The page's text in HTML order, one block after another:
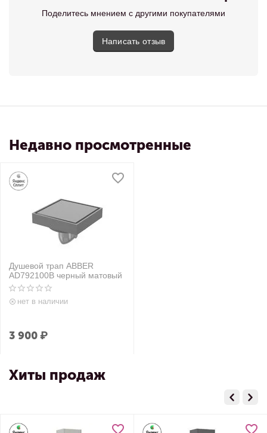
Поделитесь мнением с другими покупателями
Написать отзыв
Недавно просмотренные
Душевой трап ABBER
AD792100B черный матовый
нет в наличии
3 900₽
Хиты продаж